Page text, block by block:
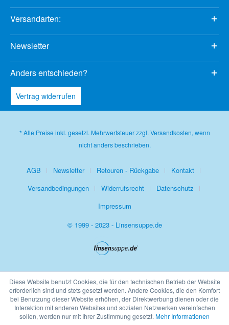
Versandarten:
Newsletter
Anders entschieden?
Vertrag widerrufen
* Alle Preise inkl. gesetzl. Mehrwertsteuer zzgl. Versandkosten, wenn
nicht anders beschrieben.
AGB Newsletter Retouren - Rückgabe
Kontakt
Versandbedingungen
Widerrufsrecht
Datenschutz
Impressum
© 1999 - 2023 - Linsensuppe.de
Diese Website benutzt Cookies, die für den technischen Betrieb der Website
erforderlich sind und stets gesetzt werden. Andere Cookies, die den Komfort
bei Benutzung dieser Website erhöhen, der Direktwerbung dienen oder die
Interaktion mit anderen Websites und sozialen Netzwerken vereinfachen
sollen, werden nur mit Ihrer Zustimmung gesetzt. Mehr Informationen